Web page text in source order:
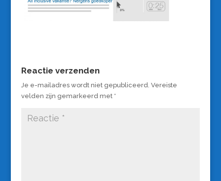
Reactie verzenden
Je e-mailadres wordt niet gepubliceerd. Vereiste
velden zijn gemarkeerd met *